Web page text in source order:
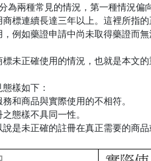
為兩種常見的情況，第一種情況
標連續長達三年以上。這裡所指
例如藥證申請中尚未取得藥證而
未正確使用的情況，也就是本文的
樣如下：
和商品與實際使用的不相符。
態樣不具同一性。
是未正確的註冊在真正需要的商